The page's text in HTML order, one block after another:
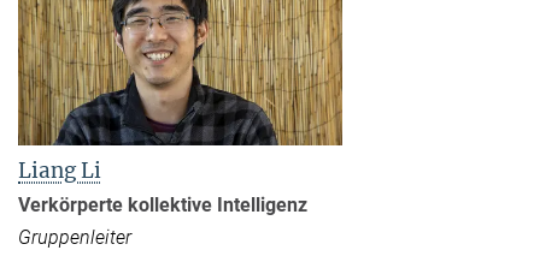
Liang Li
Verkörperte kollektive Intelligenz
Gruppenleiter